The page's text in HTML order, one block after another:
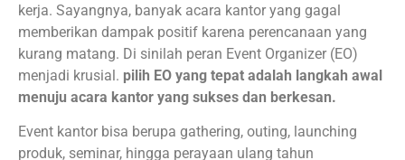
kerja. Sayangnya, banyak acara kantor yang gagal
memberikan dampak positif karena perencanaan yang
kurang matang. Di sinilah peran Event Organizer (EO)
menjadi krusial. pilih EO yang tepat adalah langkah awal
menuju acara kantor yang sukses dan berkesan.
Event kantor bisa berupa gathering, outing, launching
produk, seminar, hingga perayaan ulang tahun